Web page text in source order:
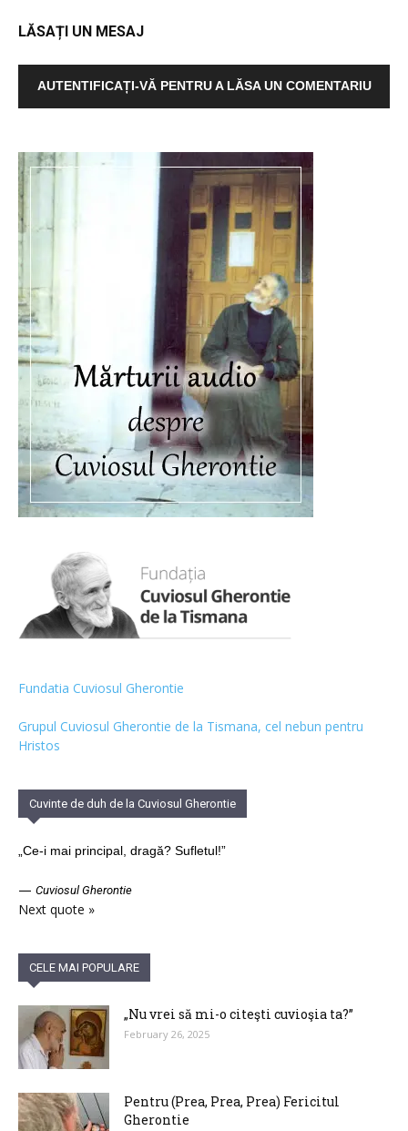
LĂSAȚI UN MESAJ
AUTENTIFICAȚI-VĂ PENTRU A LĂSA UN COMENTARIU
Fundatia Cuviosul Gherontie
Grupul Cuviosul Gherontie de la Tismana, cel nebun pentru
Hristos
Cuvinte de duh de la Cuviosul Gherontie
„Ce-i mai principal, dragă? Sufletul!”
— Cuviosul Gherontie
Next quote »
CELE MAI POPULARE
„Nu vrei să mi-o citeşti cuvioşia ta?”
February 26, 2025
Pentru (Prea, Prea, Prea) Fericitul
Gherontie